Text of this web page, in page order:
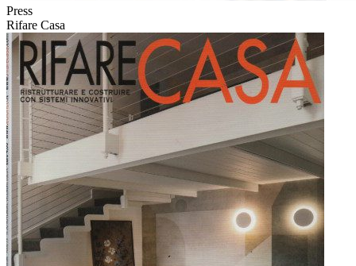
Press
Rifare Casa